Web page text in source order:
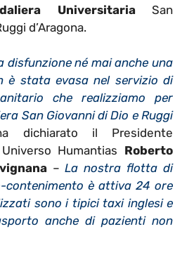
UniversitariaSan
d’Aragona.
disfunzione né mai anche una
è stata evasa nel servizio di
che realizziamo per
San Giovanni di Dio e Ruggi
dichiarato il Presidente
Humantias Roberto
–La nostra flotta di
contenimento è attiva 24 ore
sono i tipici taxi inglesi e
anche di pazienti non